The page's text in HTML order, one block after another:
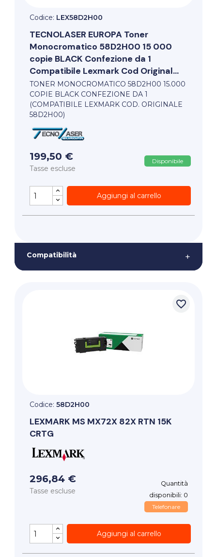
Codice: LEX58D2H00
TECNOLASER EUROPA Toner
Monocromatico 58D2H00 15 000
copie BLACK Confezione da 1
Compatibile Lexmark Cod Original...
TONER MONOCROMATICO 58D2H00 15.000
COPIE BLACK CONFEZIONE DA 1
(COMPATIBILE LEXMARK COD. ORIGINALE
58D2H00)
199,50 €
Tasse escluse
Disponibile
Aggiungi al carrello
Compatibilità +
favorite_border
Codice: 58D2H00
LEXMARK MS MX72X 82X RTN 15K
CRTG
296,84 €
Tasse escluse
Quantità
disponibili: 0
Telefonare
Aggiungi al carrello